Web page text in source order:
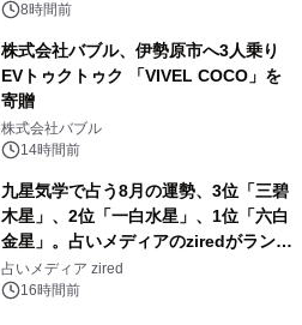
メニューが展開されます
8時間前
株式会社バブル、伊勢原市へ3人乗り
EVトゥクトゥク 「VIVEL COCO」を
寄贈
株式会社バブル
14時間前
九星気学で占う8月の運勢、3位「三碧
木星」、2位「一白水星」、1位「六白
金星」。占いメディアのziredがランキ
ングを発表
占いメディア zired
16時間前